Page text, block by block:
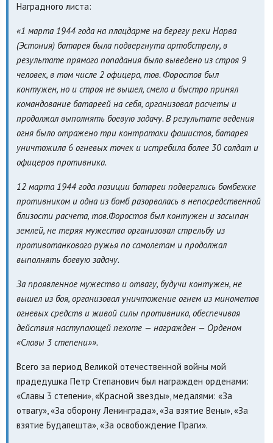
Наградного листа:
«1 марта 1944 года на плацдарме на берегу реки Нарва
(Эстония) батарея была подвергнута артобстрелу, в
результате прямого попадания было выведено из строя 9
человек, в том числе 2 офицера, тов. Форостов был
контужен, но и строя не вышел, смело и быстро принял
командование батареей на себя, организовал расчеты и
продолжал выполнять боевую задачу. В результате ведения
огня было отражено три контратаки фашистов, батарея
уничтожила 6 огневых точек и истребила более 30 солдат и
офицеров противника.
12 марта 1944 года позиции батареи подверглись бомбежке
противником и одна из бомб разорвалась в непосредственной
близости расчета, тов.Форостов был контужен и засыпан
землей, не теряя мужества организовал стрельбу из
противотанкового ружья по самолетам и продолжал
выполнять боевую задачу.
За проявленное мужество и отвагу, будучи контужен, не
вышел из боя, организовал уничтожение огнем из минометов
огневых средств и живой силы противника, обеспечивая
действия наступающей пехоте — награжден — Орденом
«Славы 3 степени»».
Всего за период Великой отечественной войны мой
прадедушка Петр Степанович был награжден орденами:
«Славы 3 степени», «Красной звезды», медалями: «За
отвагу», «За оборону Ленинграда», «За взятие Вены», «За
взятие Будапешта», «За освобождение Праги».